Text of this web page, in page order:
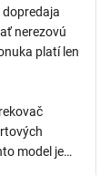
dopredaja
nerezovú
platí len
model je